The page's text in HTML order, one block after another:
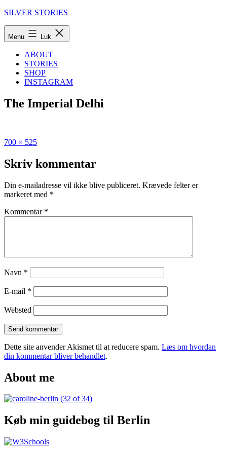
Fortsæt
SILVER STORIES
Menu Luk
ABOUT
STORIES
SHOP
INSTAGRAM
The Imperial Delhi
Udgivet
Min
guide
Nordindien
–
Jaipur
Fuld
700 × 525
Skriv kommentar
Din e-mailadresse vil ikke blive publiceret. Krævede felter er
markeret med *
Kommentar *
Navn *
E-mail *
Websted
Dette site anvender Akismet til at reducere spam. Læs om hvordan
din kommentar bliver behandlet.
About me
Køb min guidebog til Berlin